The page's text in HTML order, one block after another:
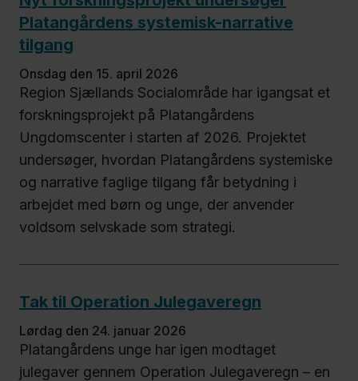
Platangårdens systemisk-narrative
tilgang
onsdag den 15. april 2026
Region Sjællands Socialområde har igangsat et
forskningsprojekt på Platangårdens
Ungdomscenter i starten af 2026. Projektet
undersøger, hvordan Platangårdens systemiske
og narrative faglige tilgang får betydning i
arbejdet med børn og unge, der anvender
voldsom selvskade som strategi.
Tak til Operation Julegaveregn
lørdag den 24. januar 2026
Platangårdens unge har igen modtaget
julegaver gennem Operation Julegaveregn – en